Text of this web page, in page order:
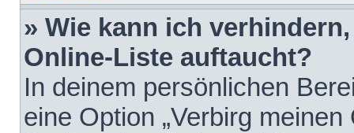
» Wie kann ich
Online-Liste auftaucht?
In deinem persönlichen
eine Option „Verbirg